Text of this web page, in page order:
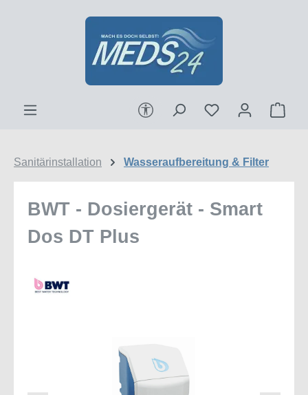
Zum Hauptinhalt springen
Werkzeugleiste anzeigen
Sanitärinstallation Wasseraufbereitung & Filter
BWT - Dosiergerät - Smart
Dos DT Plus